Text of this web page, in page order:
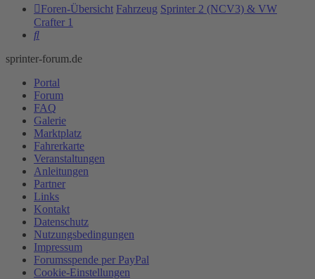
Foren-Übersicht Fahrzeug Sprinter 2 (NCV3) & VW
Crafter 1
Suche
sprinter-forum.de
Portal
Forum
FAQ
Galerie
Marktplatz
Fahrerkarte
Veranstaltungen
Anleitungen
Partner
Links
Kontakt
Datenschutz
Nutzungsbedingungen
Impressum
Forumsspende per PayPal
Cookie-Einstellungen